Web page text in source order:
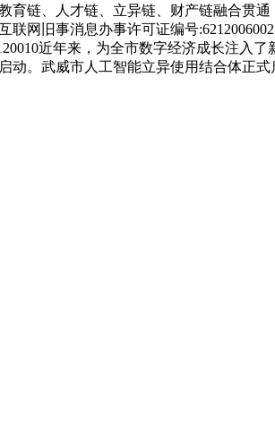
育链、人才链、立异链、财产链融合贯
网旧事消息办事许可证编号
近年来，为全市数字经济成长注入
。武威市人工智能立异使用结合体正式